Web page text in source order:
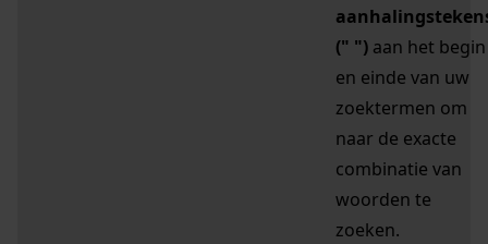
(" ") aan het begin
en einde van uw
zoektermen om
naar de exacte
combinatie van
woorden te
zoeken.